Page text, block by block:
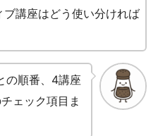
ブ講座はどう使い分ければ
の順番、4講座
ェック項目ま